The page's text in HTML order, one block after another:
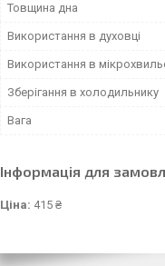
Товщина дна
Використання в духовці
Використання в
Зберігання в холодильнику
Вага
Інформація для
Ціна: 415 ₴